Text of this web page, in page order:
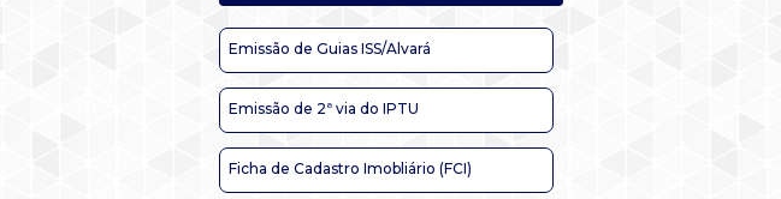
Emissão de Guias ISS/Alvará
Emissão de 2ª via do IPTU
Ficha de Cadastro Imobliário (FCI)